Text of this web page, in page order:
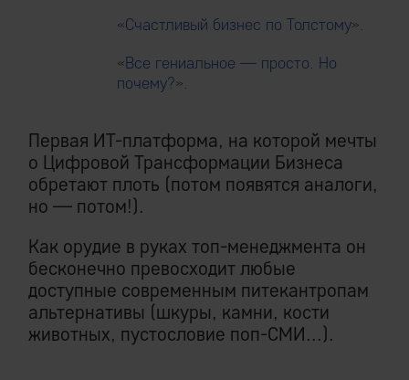
«Счастливый бизнес по Толстому».
«Все гениальное — просто. Но
почему?».
Первая ИТ-платформа, на которой мечты
о Цифровой Трансформации Бизнеса
обретают плоть (потом появятся аналоги,
но — потом!).
Как орудие в руках топ-менеджмента он
бесконечно превосходит любые
доступные современным питекантропам
альтернативы (шкуры, камни, кости
животных, пустословие поп-СМИ...).